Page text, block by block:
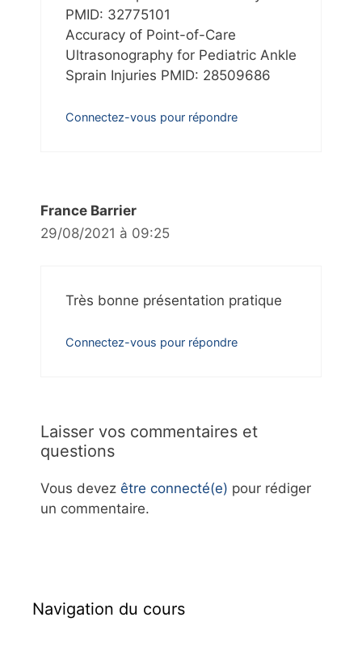
PMID: 32775101
Accuracy of Point-of-Care
Ultrasonography for Pediatric Ankle
Sprain Injuries PMID: 28509686
Connectez-vous pour répondre
France Barrier
29/08/2021 à 09:25
Très bonne présentation pratique
Connectez-vous pour répondre
Laisser vos commentaires et
questions
Vous devez être connecté(e) pour rédiger
un commentaire.
Navigation du cours